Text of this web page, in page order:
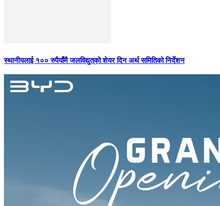
स्थानीयलाई १०० रुपैयाँमै जलविद्युत्‌को शेयर दिन अर्थ समितिको निर्देशन